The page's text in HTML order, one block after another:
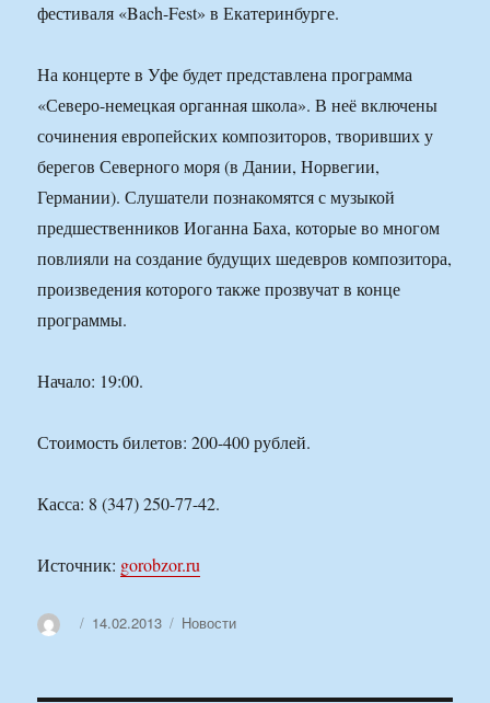
фестиваля «Bach-Fest» в Екатеринбурге.
На концерте в Уфе будет представлена программа
«Северо-немецкая органная школа». В неё включены
сочинения европейских композиторов, творивших у
берегов Северного моря (в Дании, Норвегии,
Германии). Слушатели познакомятся с музыкой
предшественников Иоганна Баха, которые во многом
повлияли на создание будущих шедевров композитора,
произведения которого также прозвучат в конце
программы.
Начало: 19:00.
Стоимость билетов: 200-400 рублей.
Касса: 8 (347) 250-77-42.
Источник: gorobzor.ru
АвторОпубликовано
14.02.2013 Рубрики
Новости